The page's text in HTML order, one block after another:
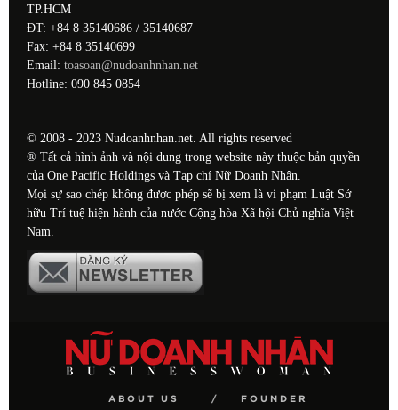
TP.HCM
ĐT: +84 8 35140686 / 35140687
Fax: +84 8 35140699
Email: toasoan@nudoanhnhan.net
Hotline: 090 845 0854
© 2008 - 2023 Nudoanhnhan.net. All rights reserved
® Tất cả hình ảnh và nội dung trong website này thuộc bản quyền
của One Pacific Holdings và Tạp chí Nữ Doanh Nhân.
Mọi sự sao chép không được phép sẽ bị xem là vi phạm Luật Sở
hữu Trí tuệ hiện hành của nước Cộng hòa Xã hội Chủ nghĩa Việt
Nam.
ABOUT US FOUNDER